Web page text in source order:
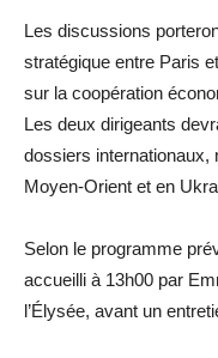
Les discussions
stratégique entre Paris
sur la coopération
Les deux dirigeants
dossiers
Moyen-Orient et en
Selon le programme
accueilli à 13h00 par
l’Élysée, avant un